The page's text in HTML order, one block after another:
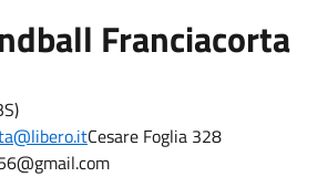
Franciacorta
Cesare Foglia 328